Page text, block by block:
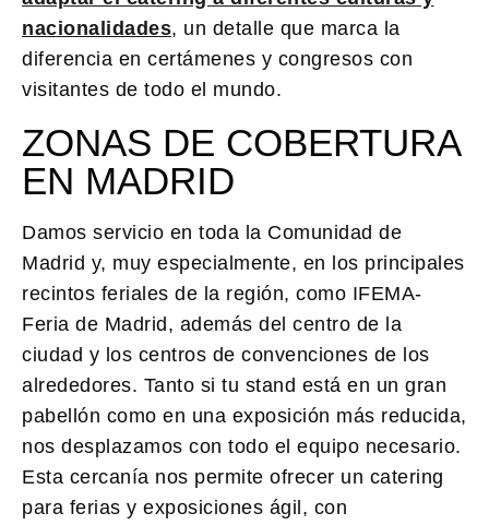
nacionalidades, un detalle que marca la
diferencia en certámenes y congresos con
visitantes de todo el mundo.
ZONAS DE COBERTURA
EN MADRID
Damos servicio en toda la Comunidad de
Madrid y, muy especialmente, en los principales
recintos feriales de la región, como IFEMA-
Feria de Madrid, además del centro de la
ciudad y los centros de convenciones de los
alrededores. Tanto si tu stand está en un gran
pabellón como en una exposición más reducida,
nos desplazamos con todo el equipo necesario.
Esta cercanía nos permite ofrecer un catering
para ferias y exposiciones ágil, con